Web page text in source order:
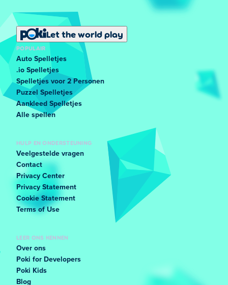
Let the world play
POPULAIR
Auto Spelletjes
.io Spelletjes
Spelletjes voor 2 Personen
Puzzel Spelletjes
Aankleed Spelletjes
Alle spellen
HULP EN ONDERSTEUNING
Veelgestelde vragen
Contact
Privacy Center
Privacy Statement
Cookie Statement
Terms of Use
LEER ONS KENNEN
Over ons
Poki for Developers
Poki Kids
Blog